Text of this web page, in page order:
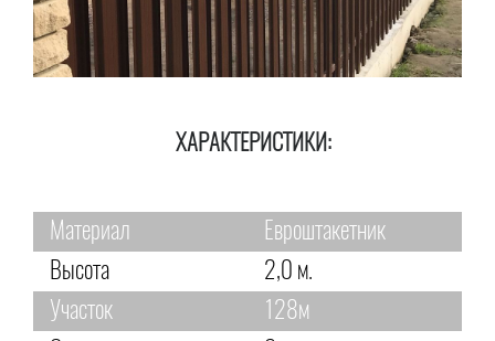
ХАРАКТЕРИСТИКИ:
Материал
Евроштакетник
Высота
2,0 м.
Участок
128м